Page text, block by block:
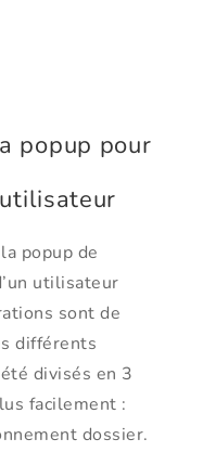
popup pour
popup de
utilisateur
sont de
différents
divisés en 3
facilement :
dossier.